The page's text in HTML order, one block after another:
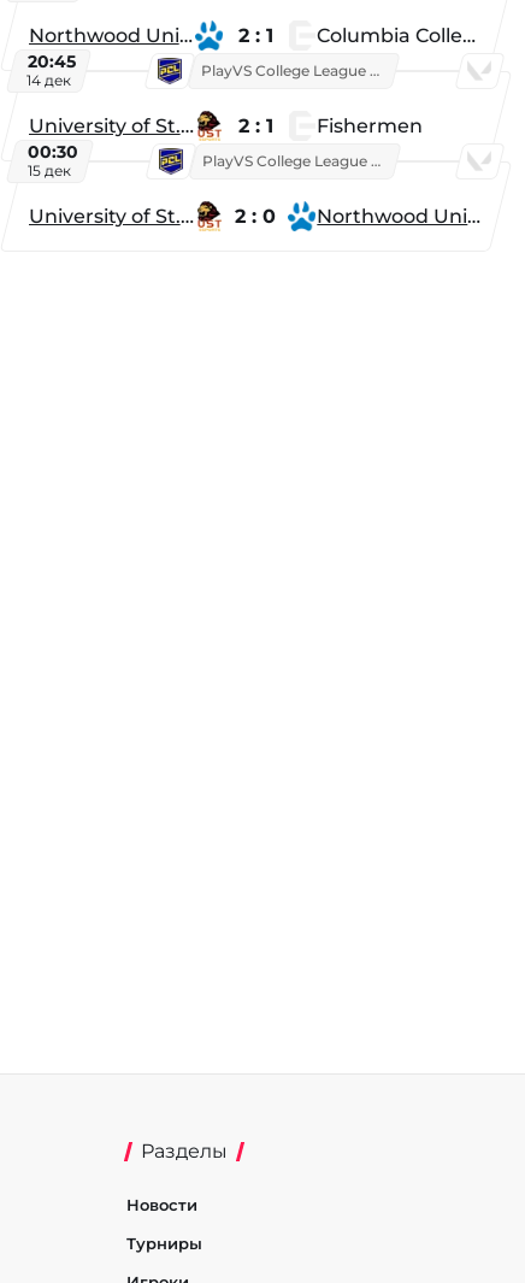
Northwood University 2 : 1 Columbia College
20:45
14 дек
PlayVS College League 2025: Fall
University of St. Thomas 2 : 1 Fishermen
00:30
15 дек
PlayVS College League 2025: Fall
University of St. Thomas 2 : 0 Northwood University
Разделы
Новости
Турниры